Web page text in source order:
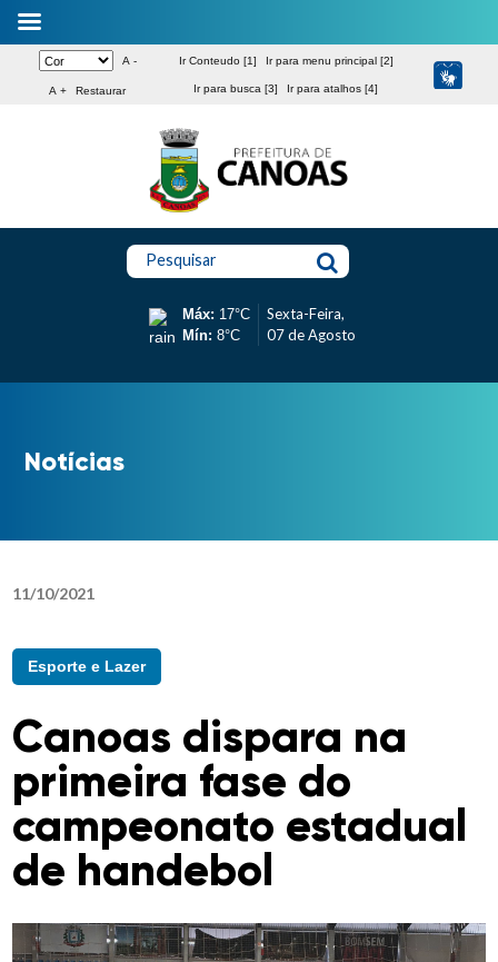
A -
A + Restaurar
Ir Conteudo [1] Ir para menu principal [2]
Ir para busca [3] Ir para atalhos [4]
Pesquisar
Máx: 17°C
Mín: 8°C
Sexta-Feira,
07 de Agosto
Notícias
11/10/2021
Esporte e Lazer
Canoas dispara na
primeira fase do
campeonato estadual
de handebol